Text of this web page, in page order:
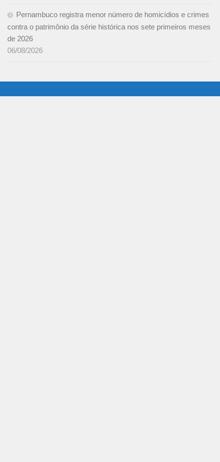
Pernambuco registra menor número de homicídios e crimes
contra o patrimônio da série histórica nos sete primeiros meses
de 2026
06/08/2026